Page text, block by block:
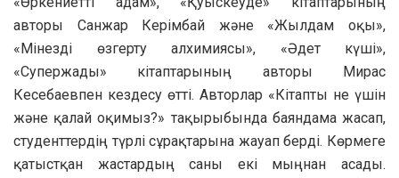
авторы Санжар Керімбай және «Жылдам оқы»,
«Мінезді өзгерту алхимиясы», «Әдет күші»,
«Супержады» кітаптарының авторы Мирас
Кесебаевпен кездесу өтті. Авторлар «Кітапты не үшін
және қалай оқимыз?» тақырыбында баяндама жасап,
студенттердің түрлі сұрақтарына жауап берді. Көрмеге
қатыстқан жастардың саны екі мыңнан асады.